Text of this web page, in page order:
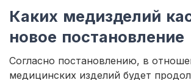
Каких медизделий
новое постановление
Согласно постановлению, в
медицинских изделий будет